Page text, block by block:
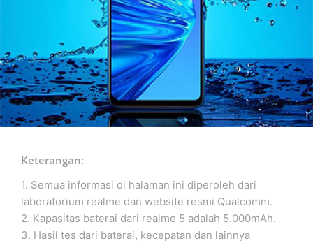
Keterangan:
1. Semua informasi di halaman ini diperoleh dari
laboratorium realme dan website resmi Qualcomm.
2. Kapasitas baterai dari realme 5 adalah 5.000mAh.
3. Hasil tes dari baterai, kecepatan dan lainnya